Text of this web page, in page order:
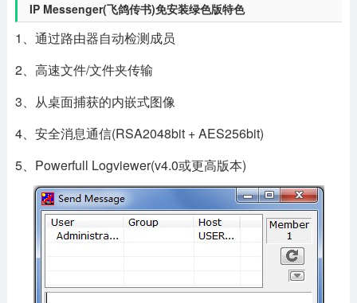
IP Messenger(飞鸽传书)免安装绿色版特色
1、通过路由器自动检测成员
2、高速文件/文件夹传输
3、从桌面捕获的内嵌式图像
4、安全消息通信(RSA2048bit + AES256bit)
5、Powerfull Logviewer(v4.0或更高版本)